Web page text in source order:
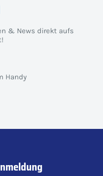
& News direkt aufs
Handy